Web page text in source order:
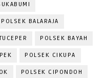
POLSEK BALARAJA
POLSEK BAYAH
POLSEK CIKUPA
POLSEK CIPONDOH